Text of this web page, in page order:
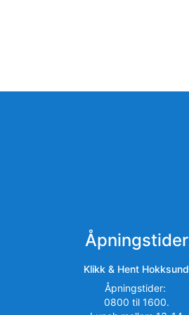
Åpningstider
Klikk & Hent Hokksund
Åpningstider:
0800 til 1600.